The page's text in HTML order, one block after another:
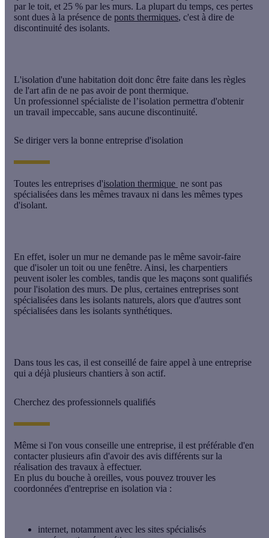
par le toit, et 25 % par les murs. La plupart du temps, ces pertes
sont dues à la présence de ponts thermiques, c'est à dire de
discontinuité des isolants.
L'isolation d'une habitation doit donc être faite dans les règles
de l'art afin de ne pas avoir de pont thermique.
Un professionnel spécialiste de l’isolation permettra d'obtenir
un travail impeccable, sans aucune discontinuité.
Se diriger vers la bonne entreprise d'isolation
Toutes les entreprises d'isolation thermique ne sont pas
spécialisées dans les mêmes travaux ni dans les mêmes types
d'isolant.
En effet, isoler un mur ne demande pas le même savoir-faire
que d'isoler un toit ou une fenêtre. Ainsi, les charpentiers
peuvent isoler les combles, tandis que les maçons sont qualifiés
pour l'isolation des murs. De plus, certaines entreprises sont
spécialisées dans les isolants naturels, alors que d'autres sont
spécialisées dans les isolants synthétiques.
Dans tous les cas, il est conseillé de faire appel à une entreprise
qui a déjà plusieurs chantiers à son actif.
Cherchez des professionnels qualifiés
Même si l'on vous conseille une entreprise, il est préférable d'en
contacter plusieurs afin d'avoir des avis différents sur la
réalisation des travaux à effectuer.
En plus du bouche à oreilles, vous pouvez trouver les
coordonnées d'entreprise en isolation via :
internet, notamment avec les sites spécialisés